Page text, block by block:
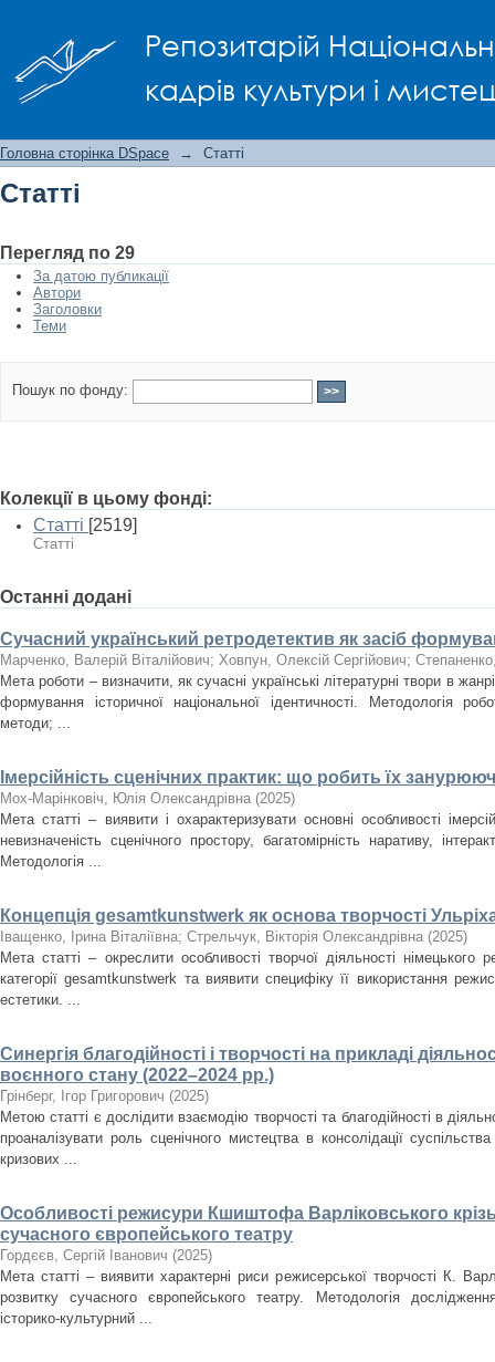
Репозитарій
кадрів культури і
Головна сторінка DSpace → Статті
Статті
Перегляд по 29
За датою публикації
Автори
Заголовки
Теми
Пошук по фонду:
Колекції в цьому фонді:
Статті [2519]
Статті
Останні додані
Сучасний український ретродетектив як засіб
Марченко, Валерій Віталійович; Ховпун, Олексій Сергійович;
Мета роботи – визначити, як сучасні українські літературні твори в
формування історичної національної ідентичності. Методологія
методи; ...
Імерсійність сценічних практик: що робить їх
Мох-Марінковіч, Юлія Олександрівна (2025)
Мета статті – виявити і охарактеризувати основні особливості
невизначеність сценічного простору, багатомірність наративу,
Методологія ...
Концепція gesamtkunstwerk як основа творчості
Іващенко, Ірина Віталіївна; Стрельчук, Вікторія Олександрівна (2025)
Мета статті – окреслити особливості творчої діяльності
категорії gesamtkunstwerk та виявити специфіку її використання
естетики. ...
Синергія благодійності і творчості на прикладі
воєнного стану (2022–2024 рр.)
Грінберг, Ігор Григорович (2025)
Метою статті є дослідити взаємодію творчості та благодійності в
проаналізувати роль сценічного мистецтва в консолідації
кризових ...
Особливості режисури Кшиштофа Варліковського
сучасного європейського театру
Гордєєв, Сергій Іванович (2025)
Мета статті – виявити характерні риси режисерської творчості К.
розвитку сучасного європейського театру. Методологія
історико-культурний ...